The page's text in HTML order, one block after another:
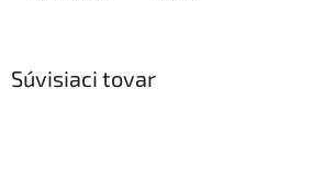
Súvisiaci tovar